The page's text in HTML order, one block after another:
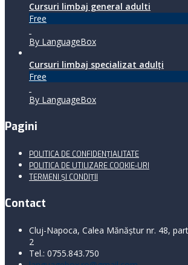
Cursuri limbaj general adulti
Free
By LanguageBox
Cursuri limbaj specializat adulţi
Free
By LanguageBox
Pagini
POLITICA DE CONFIDENȚIALITATE
POLITICA DE UTILIZARE COOKIE-URI
TERMENI ŞI CONDIŢII
Contact
Cluj-Napoca, Calea Mănăştur nr. 48,
2
Tel.: 0755.843.750